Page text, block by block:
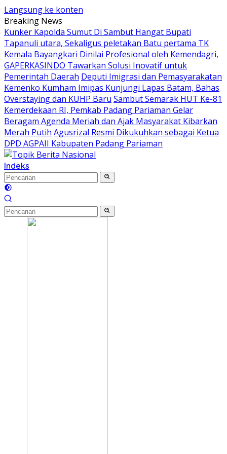
Langsung ke konten
Breaking News
Kunker Kapolda Sumut Di Sambut Hangat Bupati
Tapanuli utara, Sekaligus peletakan Batu pertama TK
Kemala Bayangkari Dinilai Profesional oleh Kemendagri,
GAPERKASINDO Tawarkan Solusi Inovatif untuk
Pemerintah Daerah Deputi Imigrasi dan Pemasyarakatan
Kemenko Kumham Imipas Kunjungi Lapas Batam, Bahas
Overstaying dan KUHP Baru Sambut Semarak HUT Ke-81
Kemerdekaan RI, Pemkab Padang Pariaman Gelar
Beragam Agenda Meriah dan Ajak Masyarakat Kibarkan
Merah Putih Agusrizal Resmi Dikukuhkan sebagai Ketua
DPD AGPAII Kabupaten Padang ‎Pariaman
Indeks